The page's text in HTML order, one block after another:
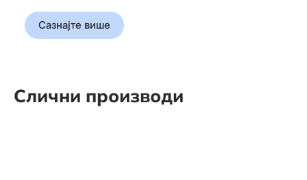
Сазнајте више
Слични производи